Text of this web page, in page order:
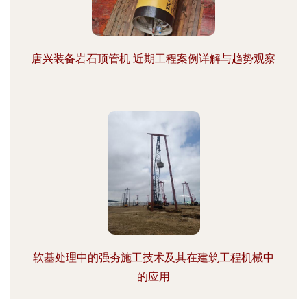
唐兴装备岩石顶管机 近期工程案例详解与趋势观察
软基处理中的强夯施工技术及其在建筑工程机械中
的应用